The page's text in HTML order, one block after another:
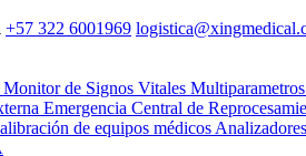
+57 322 6001969
Monitor de Signos Vitales Multiparametros
Emergencia Central de
de equipos médicos Analizadores